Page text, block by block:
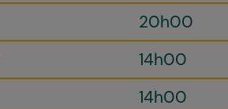
20h00
14h00
14h00